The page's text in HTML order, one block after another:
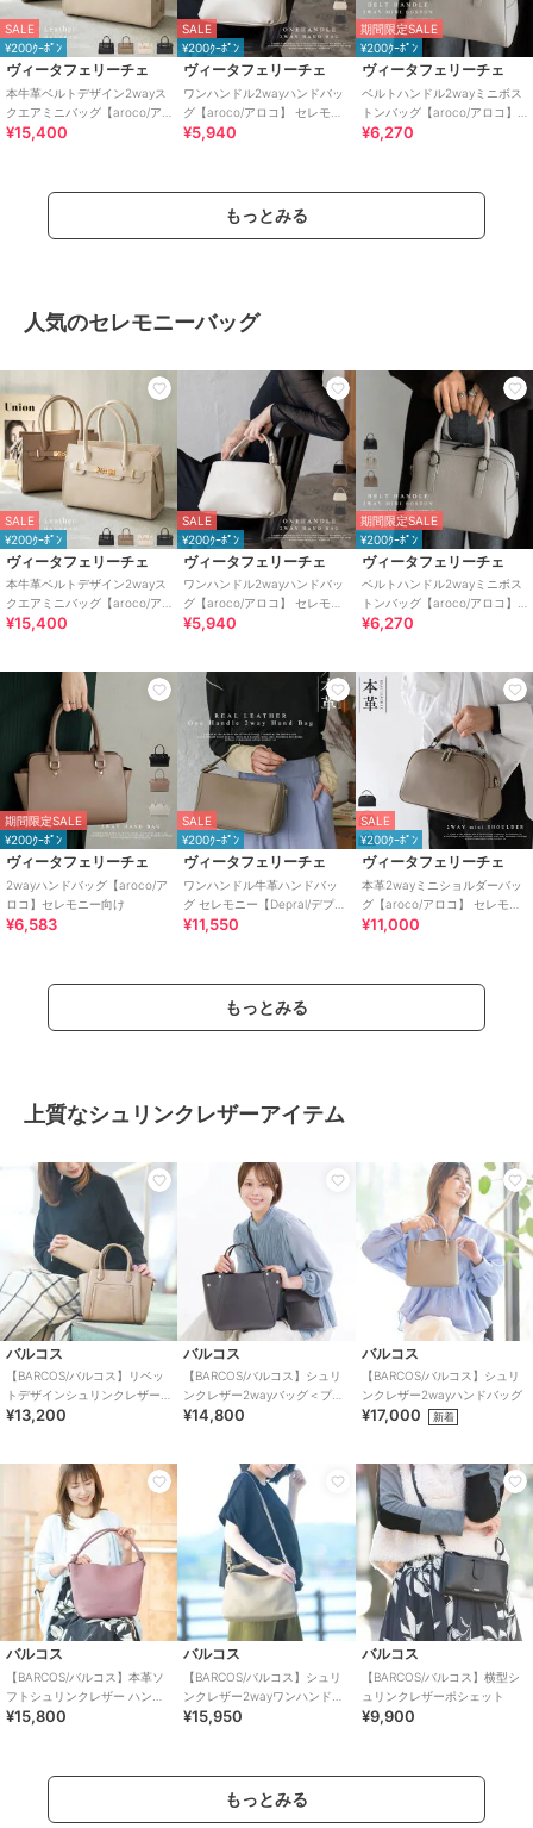
SALE
¥200ｸｰﾎﾟﾝ
ヴィータフェリーチェ
本牛革ベルトデザイン2wayス
クエアミニバッグ【aroco/ア
ロコ】セレモニー向け
¥15,400
SALE
¥200ｸｰﾎﾟﾝ
ヴィータフェリーチェ
ワンハンドル2wayハンドバッ
グ【aroco/アロコ】 セレモニ
ー向け
¥5,940
期間限定SALE
¥200ｸｰﾎﾟﾝ
ヴィータフェリーチェ
ベルトハンドル2wayミニボス
トンバッグ【aroco/アロコ】
セレモニー向け
¥6,270
もっとみる
人気のセレモニーバッグ
SALE
¥200ｸｰﾎﾟﾝ
ヴィータフェリーチェ
本牛革ベルトデザイン2wayス
クエアミニバッグ【aroco/ア
ロコ】セレモニー向け
¥15,400
SALE
¥200ｸｰﾎﾟﾝ
ヴィータフェリーチェ
ワンハンドル2wayハンドバッ
グ【aroco/アロコ】 セレモニ
ー向け
¥5,940
期間限定SALE
¥200ｸｰﾎﾟﾝ
ヴィータフェリーチェ
ベルトハンドル2wayミニボス
トンバッグ【aroco/アロコ】
セレモニー向け
¥6,270
期間限定SALE
¥200ｸｰﾎﾟﾝ
ヴィータフェリーチェ
2wayハンドバッグ【aroco/ア
ロコ】セレモニー向け
¥6,583
SALE
¥200ｸｰﾎﾟﾝ
ヴィータフェリーチェ
ワンハンドル牛革ハンドバッ
グ セレモニー【Depral/デプラ
ル】
¥11,550
SALE
¥200ｸｰﾎﾟﾝ
ヴィータフェリーチェ
本革2wayミニショルダーバッ
グ【aroco/アロコ】 セレモニ
ー向け
¥11,000
もっとみる
上質なシュリンクレザーアイテム
バルコス
【BARCOS/バルコス】リベッ
トデザインシュリンクレザー
2wayハンドバッグ＆長財布セ
¥13,200
バルコス
【BARCOS/バルコス】シュリ
ンクレザー2wayバッグ＜プレ
ミアム4点セット＞
¥14,800
バルコス
【BARCOS/バルコス】シュリ
ンクレザー2wayハンドバッグ
¥17,000 新着
バルコス
【BARCOS/バルコス】本革ソ
フトシュリンクレザー ハンド
ルデザインホーボーバッグ
¥15,800
バルコス
【BARCOS/バルコス】シュリ
ンクレザー2wayワンハンドバ
ッグ
¥15,950
バルコス
【BARCOS/バルコス】横型シ
ュリンクレザーポシェット
¥9,900
もっとみる